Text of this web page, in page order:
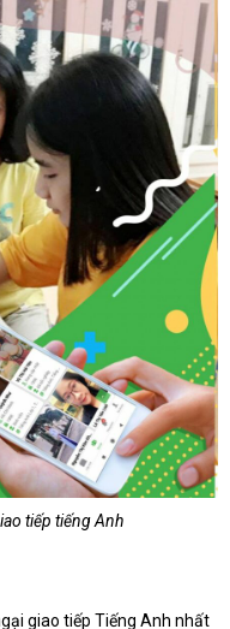
tiếp tiếng Anh
giao tiếp Tiếng Anh nhất